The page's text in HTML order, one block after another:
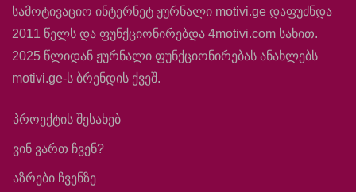
სამოტივაციო ინტერნეტ ჟურნალი motivi.ge დაფუძნდა
2011 წელს და ფუნქციონირებდა 4motivi.com სახით.
2025 წლიდან ჟურნალი ფუნქციონირებას ანახლებს
motivi.ge-ს ბრენდის ქვეშ.
პროექტის შესახებ
ვინ ვართ ჩვენ?
აზრები ჩვენზე